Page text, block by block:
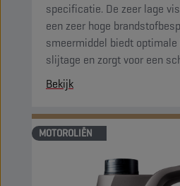
specificatie. De zeer lage
een zeer hoge
smeermiddel biedt
slijtage en zorgt voor een
Bekijk
MOTOROLIËN